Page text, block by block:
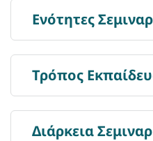
Ενότητες
Τρόπος
Διάρκεια